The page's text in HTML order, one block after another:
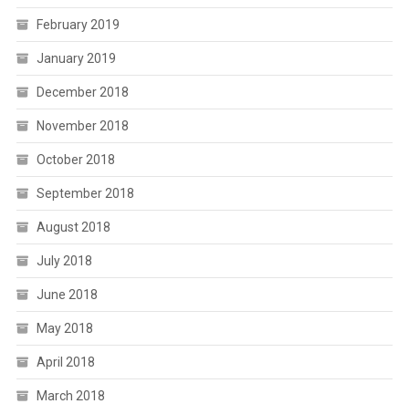
February 2019
January 2019
December 2018
November 2018
October 2018
September 2018
August 2018
July 2018
June 2018
May 2018
April 2018
March 2018